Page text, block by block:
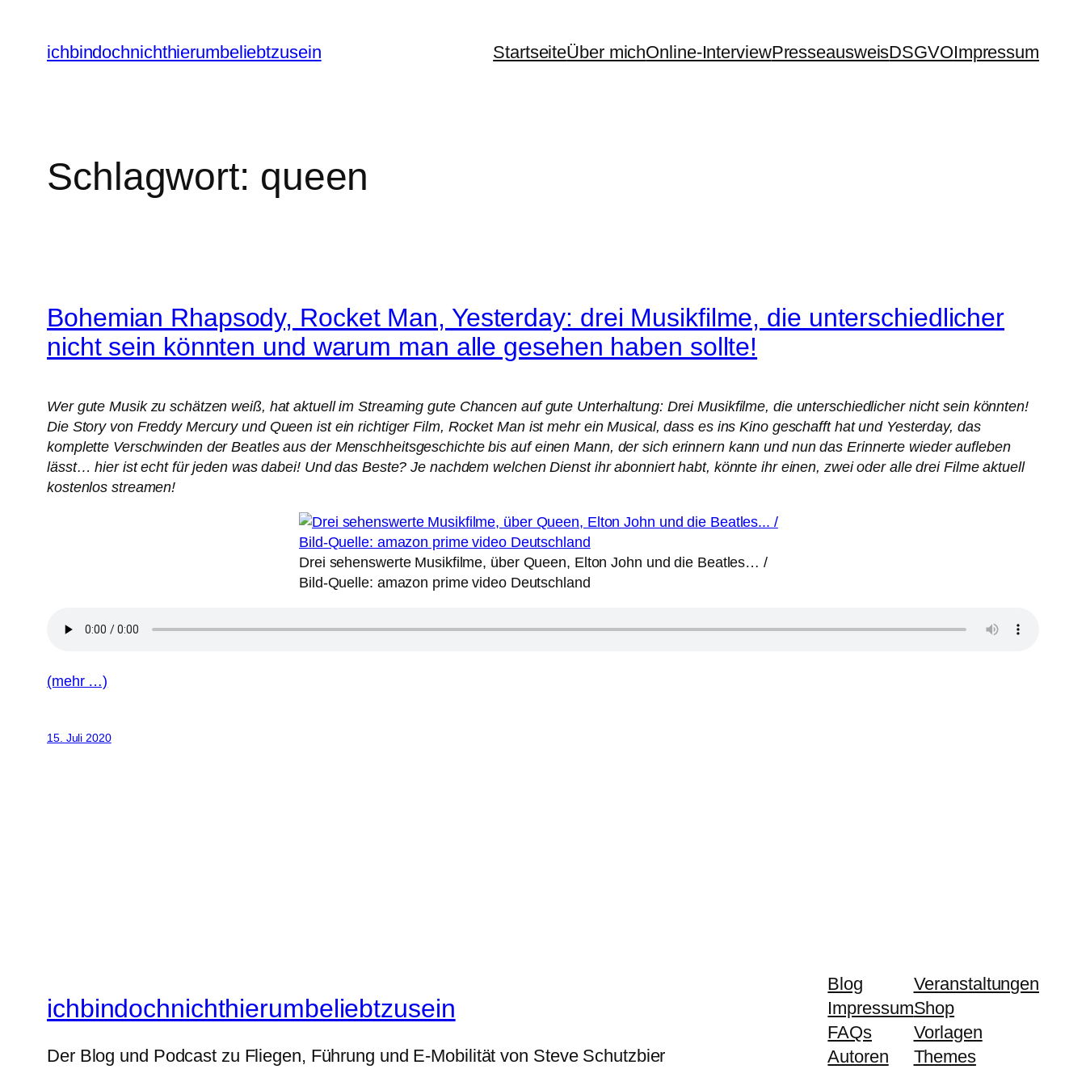
Inhalt
springen
ichbindochnichthierumbeliebtzusein StartseiteÜber michOnline-InterviewPresseausweisDSGVOImpressum
Schlagwort: queen
Bohemian Rhapsody, Rocket Man, Yesterday: drei Musikfilme, die unterschiedlicher
nicht sein könnten und warum man alle gesehen haben sollte!
Wer gute Musik zu schätzen weiß, hat aktuell im Streaming gute Chancen auf gute Unterhaltung: Drei Musikfilme, die unterschiedlicher nicht sein könnten!
Die Story von Freddy Mercury und Queen ist ein richtiger Film, Rocket Man ist mehr ein Musical, dass es ins Kino geschafft hat und Yesterday, das
komplette Verschwinden der Beatles aus der Menschheitsgeschichte bis auf einen Mann, der sich erinnern kann und nun das Erinnerte wieder aufleben
lässt… hier ist echt für jeden was dabei! Und das Beste? Je nachdem welchen Dienst ihr abonniert habt, könnte ihr einen, zwei oder alle drei Filme aktuell
kostenlos streamen!
Drei sehenswerte Musikfilme, über Queen, Elton John und die Beatles… /
Bild-Quelle: amazon prime video Deutschland
(mehr …)
15. Juli 2020
ichbindochnichthierumbeliebtzusein
Der Blog und Podcast zu Fliegen, Führung und E-Mobilität von Steve Schutzbier
Blog
Impressum
FAQs
Autoren
Veranstaltungen
Shop
Vorlagen
Themes